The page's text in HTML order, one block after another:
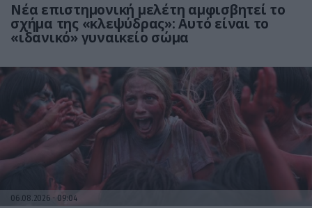
Νέα επιστημονική μελέτη αμφισβητεί το
σχήμα της «κλεψύδρας»: Αυτό είναι το
«ιδανικό» γυναικείο σώμα
06.08.2026 09:04